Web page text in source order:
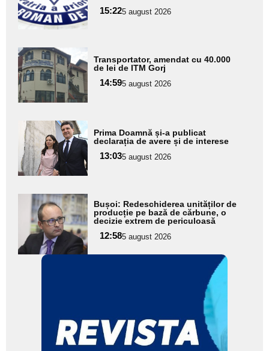
subtitlu
15:225 august 2026
Adaugă
aici textul
pentru
subtitlu
Transportator, amendat cu 40.000
de lei de ITM Gorj
14:595 august 2026
Adaugă
aici textul
pentru
subtitlu
Prima Doamnă și-a publicat
declarația de avere și de interese
13:035 august 2026
Adaugă
aici textul
pentru
subtitlu
Bușoi: Redeschiderea unităților de
producție pe bază de cărbune, o
decizie extrem de periculoasă
12:585 august 2026